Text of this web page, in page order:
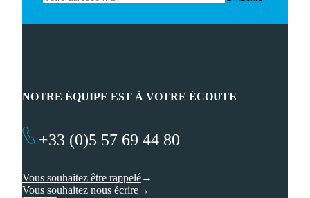
NOTRE ÉQUIPE EST À VOTRE ÉCOUTE
+33 (0)5 57 69 44 80
Vous souhaitez être rappelé
Vous souhaitez nous écrire